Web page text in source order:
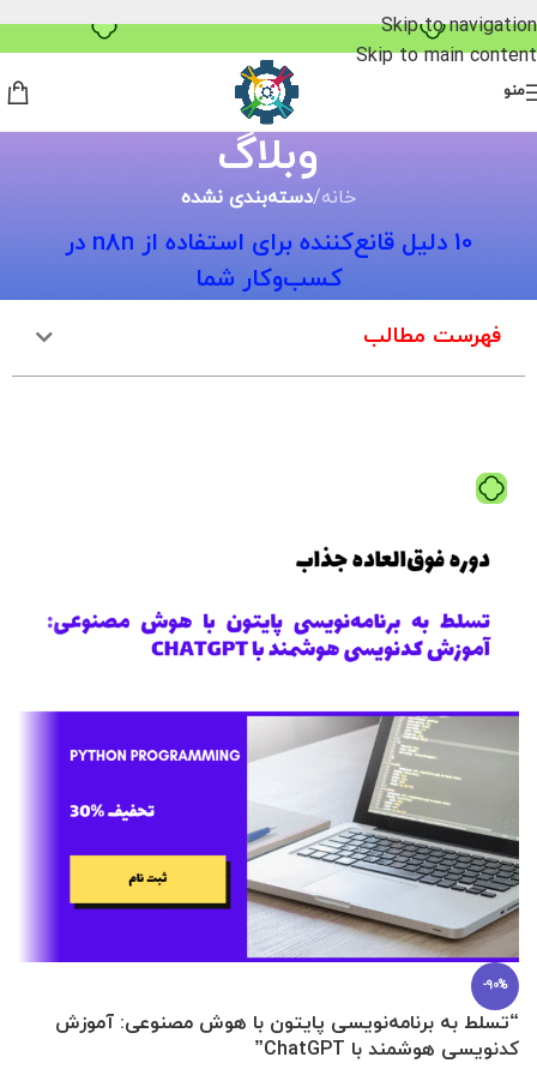
بدون ضامن، بدون سود
Skip to navigation
Skip to main content
منو
وبلاگ
خانه/دسته‌بندی نشده
10 دلیل قانع‌کننده برای استفاده از n8n در
کسب‌وکار شما
فهرست مطالب
-90%
“تسلط به برنامه‌نویسی پایتون با هوش مصنوعی: آموزش
کدنویسی هوشمند با ChatGPT”